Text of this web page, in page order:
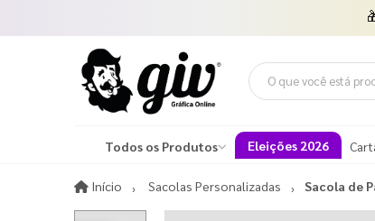
Todos os Produtos Eleições 2026
Início InícioSacolas Personalizadas Sacola de